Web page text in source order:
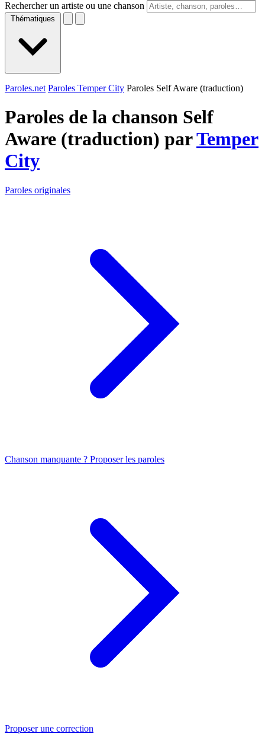
Rechercher un artiste ou une chanson
Thématiques
Paroles.net Paroles Temper City Paroles Self Aware (traduction)
Paroles de la chanson Self
Aware (traduction) parTemper
City
Paroles originales
Chanson manquante ? Proposer les paroles
Proposer une correction